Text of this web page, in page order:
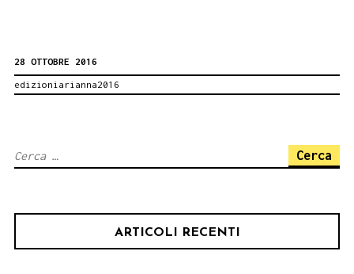
28 OTTOBRE 2016
edizioniarianna2016
Ricerca
ARTICOLI RECENTI